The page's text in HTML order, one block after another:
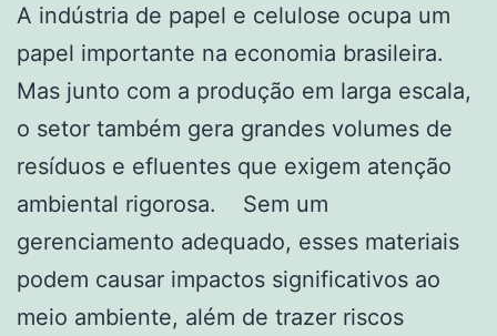
A indústria de papel e celulose ocupa um
papel importante na economia brasileira.
Mas junto com a produção em larga escala,
o setor também gera grandes volumes de
resíduos e efluentes que exigem atenção
ambiental rigorosa. Sem um
gerenciamento adequado, esses materiais
podem causar impactos significativos ao
meio ambiente, além de trazer riscos